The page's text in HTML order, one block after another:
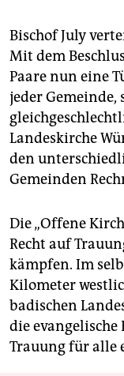
Bischof July
Mit dem
Paare nun eine
jeder Gemeinde,
Landeskirche
den
Gemeinden
Die „Offene
Recht auf
kämpfen. Im
Kilometer
badischen
die evangelische
Trauung für alle